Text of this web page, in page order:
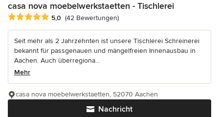
casa nova moebelwerkstaetten - Tischlerei
Durchschnittliche Bewertung: 5 von 5 Sternen
5,0 (42 Bewertungen)
Seit mehr als 2 Jahrzehnten ist unsere Tischlerei Schreinerei
bekannt für passgenauen und mängelfreien Innenausbau in
Aachen. Auch überregiona...
Mehr
Nachricht
casa nova moebelwerkstaetten, 52070 Aachen